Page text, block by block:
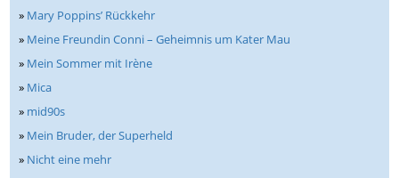
» Mary Poppins’ Rückkehr
» Meine Freundin Conni – Geheimnis um Kater Mau
» Mein Sommer mit Irène
» Mica
» mid90s
» Mein Bruder, der Superheld
» Nicht eine mehr